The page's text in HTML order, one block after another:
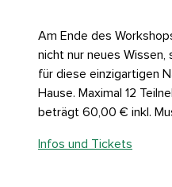
Am Ende des
nicht nur neues Wissen,
für diese einzigartigen
Hause. Maximal 12
beträgt 60,00 € inkl.
Infos und Tickets